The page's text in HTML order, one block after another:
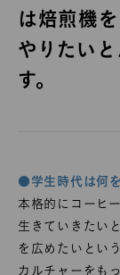
は焙煎機
やりたい
す。
●学生時代は何
本格的にコーヒ
生きていきたい
を広めたいとい
カルチャーをも